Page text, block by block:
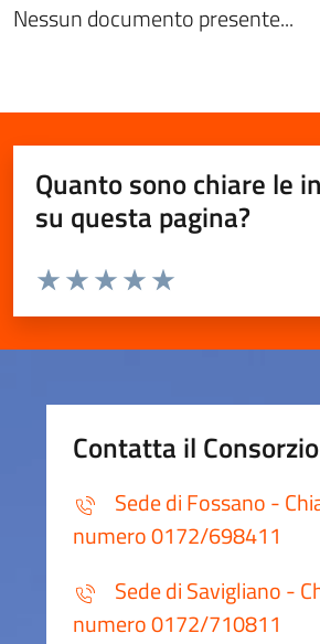
Nessun documento presente...
Quanto sono chiare le
su questa pagina?
Valuta da 1 a 5 stelle la pagina
Valuta 5 stelle su 5
Valuta 4 stelle su 5
Valuta 3 stelle su 5
Valuta 2 stelle su 5
Valuta 1 stelle su 5
Contatta il Consorzio
Sede di Fossano -
numero 0172/698411
Sede di Savigliano -
numero 0172/710811